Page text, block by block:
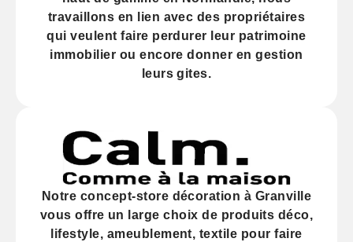
travaillons en lien avec des propriétaires
qui veulent faire perdurer leur patrimoine
immobilier ou encore donner en gestion
leurs gites.
Notre concept-store décoration à Granville
vous offre un large choix de produits déco,
lifestyle, ameublement, textile pour faire